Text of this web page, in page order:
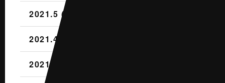
2021.5 (3)
2021.4 (4)
2021.3 (3)